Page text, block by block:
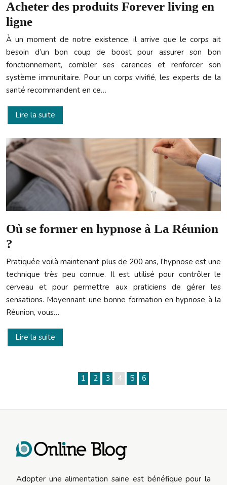
Acheter des produits Forever living en
ligne
À un moment de notre existence, il arrive que le corps ait
besoin d’un bon coup de boost pour assurer son bon
fonctionnement, combler ses carences et renforcer son
système immunitaire. Pour un corps vivifié, les experts de la
santé recommandent en ce…
Lire la suite
Où se former en hypnose à La Réunion
?
Pratiquée voilà maintenant plus de 200 ans, l’hypnose est une
technique très peu connue. Il est utilisé pour contrôler le
cerveau et pour permettre aux praticiens de gérer les
sensations. Moyennant une bonne formation en hypnose à la
Réunion, vous…
Lire la suite
1 2 3 4 5 6
Adopter une alimentation saine est bénéfique pour la